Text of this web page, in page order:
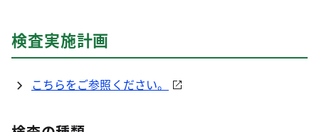
検査実施計画
こちらをご参照ください。